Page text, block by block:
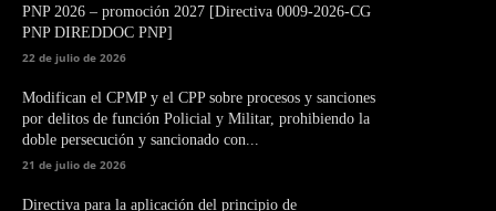
PNP 2026 – promoción 2027 [Directiva 0009-2026-CG
PNP DIREDDOC PNP]
22 de julio de 2026
Modifican el CPMP y el CPP sobre procesos y sanciones
por delitos de función Policial y Militar, prohibiendo la
doble persecución y sancionado con...
21 de julio de 2026
Directiva para la aplicación del principio de